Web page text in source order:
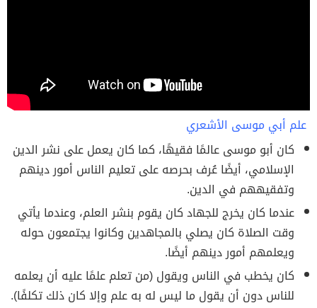
علم أبي موسى الأشعري
كان أبو موسى عالمًا فقيهًا، كما كان يعمل على نشر الدين
الإسلامي، أيضًا عُرف بحرصه على تعليم الناس أمور دينهم
وتفقيههم في الدين.
عندما كان يخرج للجهاد كان يقوم بنشر العلم، وعندما يأتي
وقت الصلاة كان يصلي بالمجاهدين وكانوا يجتمعون حوله
ويعلمهم أمور دينهم أيضًا.
كان يخطب في الناس ويقول (من تعلم علمًا عليه أن يعلمه
للناس دون أن يقول ما ليس له به علم وإلا كان ذلك تكلفًا).